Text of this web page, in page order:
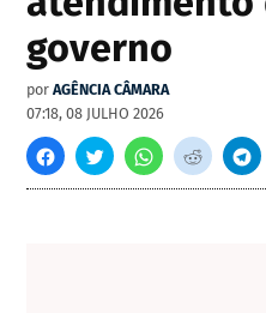
governo
por AGÊNCIA CÂMARA
07:18, 08 JULHO 2026